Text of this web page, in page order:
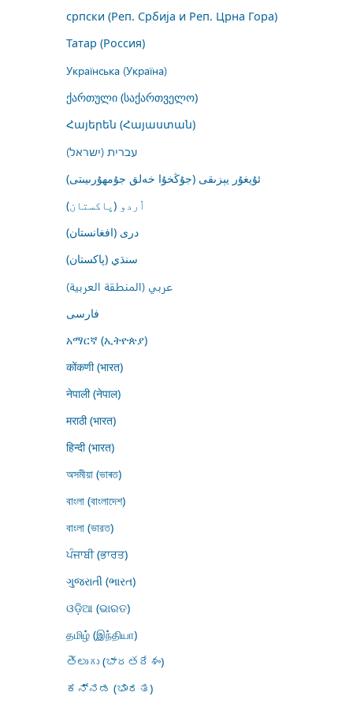
српски (Реп. Србија и Реп. Црна Гора)
Татар (Россия)
Українська (Україна)
ქართული (საქართველო)
Հայերեն (Հայաստան)
עברית (ישראל)
ئۇيغۇر يېزىقى (جۇڭخۇا خەلق جۇمھۇرىيىتى)
اُردو (پاکستان)
درى (افغانستان)
سنڌي (پاکستان)
عربي (المنطقة العربية)
فارسى
አማርኛ (ኢትዮጵያ)
कोंकणी (भारत)
नेपाली (नेपाल)
मराठी (भारत)
हिन्दी (भारत)
অসমীয়া (ভাৰত)
বাংলা (বাংলাদেশ)
বাংলা (ভারত)
ਪੰਜਾਬੀ (ਭਾਰਤ)
ગુજરાતી (ભારત)
ଓଡ଼ିଆ (ଭାରତ)
தமிழ் (இந்தியா)
తెలుగు (భారతదేశం)
ಕನ್ನಡ (ಭಾರತ)